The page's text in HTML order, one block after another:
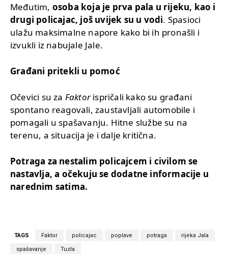
Međutim, osoba koja je prva pala u rijeku, kao i
drugi policajac, još uvijek su u vodi. Spasioci
ulažu maksimalne napore kako bi ih pronašli i
izvukli iz nabujale Jale.
Građani pritekli u pomoć
Očevici su za Faktorispričali kako su građani
spontano reagovali, zaustavljali automobile i
pomagali u spašavanju. Hitne službe su na
terenu, a situacija je i dalje kritična.
Potraga za nestalim policajcem i civilom se
nastavlja, a očekuju se dodatne informacije u
narednim satima.
TAGS Faktor policajac poplave potraga rijeka Jala
spašavanje Tuzla